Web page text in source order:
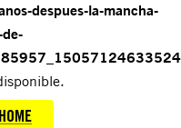
despues-la-mancha-